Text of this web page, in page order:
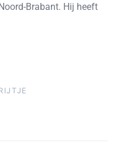
Brabant. Hij heeft